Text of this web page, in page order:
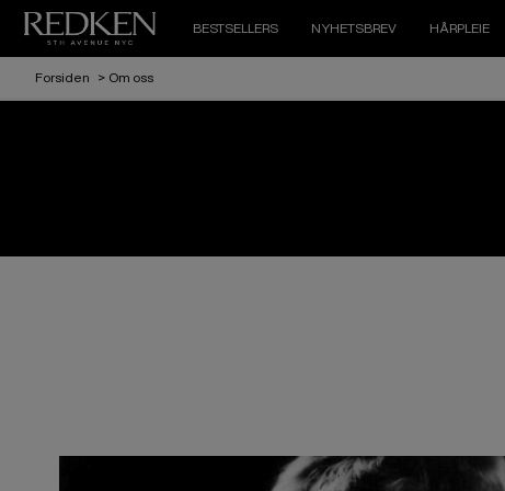
BESTSELLERS NYHETSBREV HÅRPLEIE
Forsiden > Om oss